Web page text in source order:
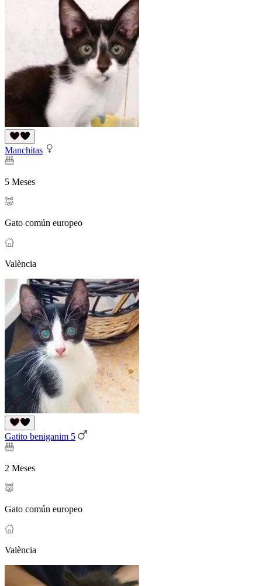
Manchitas
5 Meses
Gato común europeo
València
Gatito beniganim 5
2 Meses
Gato común europeo
València